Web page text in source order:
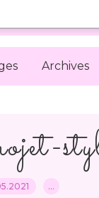
Archives
…